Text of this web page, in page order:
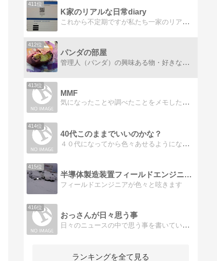
411位
K家のリアルな日常diary
これから不定期ですが私たち一家のリアルな収支や日常を中心とした記事を案内していきます。私たち一家の名前や住んでいる住所など個人が特定できる情報は晒すつもりはありませんのでご了承ください。
412位
パンダの部屋
管理人（パンダ）の興味ある物・好きな食べ物・アラフォーから増え続ける悩み・気になる事・1日の出来事等を思いつくままに綴った日記
413位
MMF
気になったことや調べたことをメモしたり、まとめています。
414位
40代このままでいいのかな？
４０代になってから色々あせるようになったパート主婦の日記
415位
半導体製造装置フィールドエンジニアのつぶやき
フィールドエンジニアが色々と呟きます
416位
おっさんが日々思う事
日々のニュースの中で思う事を書いていきます。
ランキングを全て見る